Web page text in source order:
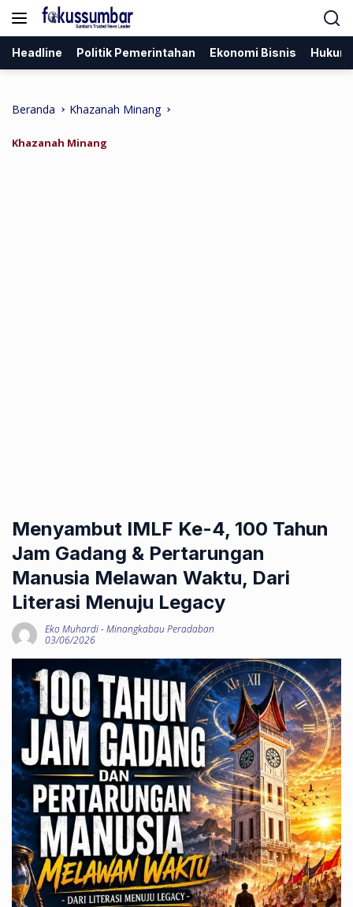
Langsung
Headline Politik Pemerintahan Ekonomi Bisnis Hukum
Beranda Khazanah Minang
Khazanah Minang
Menyambut IMLF Ke-4, 100 Tahun
Jam Gadang & Pertarungan
Manusia Melawan Waktu, Dari
Literasi Menuju Legacy
Eko Muhardi-Minangkabau Peradaban
03/06/2026